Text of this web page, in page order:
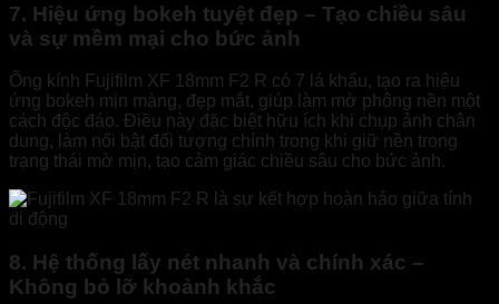
7. Hiệu ứng bokeh tuyệt đẹp – Tạo chiều sâu
và sự mềm mại cho bức ảnh
Ống kính Fujifilm XF 18mm F2 R có 7 lá khẩu, tạo ra hiệu
ứng bokeh mịn màng, đẹp mắt, giúp làm mờ phông nền một
cách độc đáo. Điều này đặc biệt hữu ích khi chụp ảnh chân
dung, làm nổi bật đối tượng chính trong khi giữ nền trong
trạng thái mờ mịn, tạo cảm giác chiều sâu cho bức ảnh.
8. Hệ thống lấy nét nhanh và chính xác –
Không bỏ lỡ khoảnh khắc